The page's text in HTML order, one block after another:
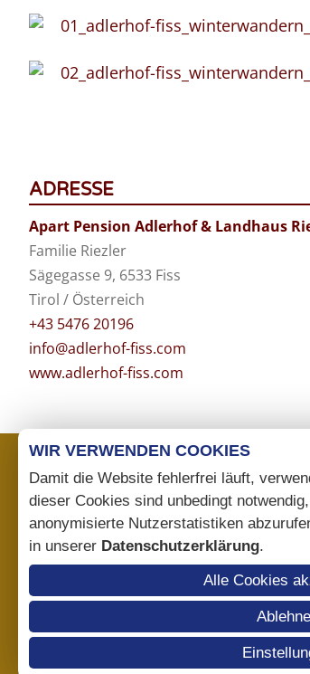
ADRESSE
Apart Pension Adlerhof & Landhaus
Familie Riezler
Sägegasse 9, 6533 Fiss
Tirol / Österreich
+43 5476 20196
info@adlerhof-fiss.com
www.adlerhof-fiss.com
WIR VERWENDEN COOKIES
Damit die Website fehlerfrei läuft,
dieser Cookies sind unbedingt
anonymisierte Nutzerstatistiken
in unserer Datenschutzerklärung.
Alle Cookies